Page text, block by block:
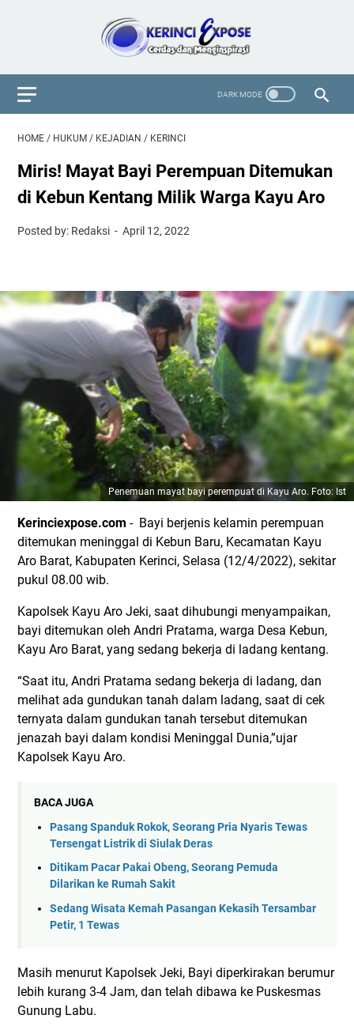
HOME / HUKUM / KEJADIAN / KERINCI
Miris! Mayat Bayi Perempuan Ditemukan
di Kebun Kentang Milik Warga Kayu Aro
Posted by: Redaksi April 12, 2022
Penemuan mayat bayi perempuat di Kayu Aro. Foto: Ist
Kerinciexpose.com - Bayi berjenis kelamin perempuan
ditemukan meninggal di Kebun Baru, Kecamatan Kayu
Aro Barat, Kabupaten Kerinci, Selasa (12/4/2022), sekitar
pukul 08.00 wib.
Kapolsek Kayu Aro Jeki, saat dihubungi menyampaikan,
bayi ditemukan oleh Andri Pratama, warga Desa Kebun,
Kayu Aro Barat, yang sedang bekerja di ladang kentang.
“Saat itu, Andri Pratama sedang bekerja di ladang, dan
melihat ada gundukan tanah dalam ladang, saat di cek
ternyata dalam gundukan tanah tersebut ditemukan
jenazah bayi dalam kondisi Meninggal Dunia,”ujar
Kapolsek Kayu Aro.
BACA JUGA
Pasang Spanduk Rokok, Seorang Pria Nyaris Tewas
Tersengat Listrik di Siulak Deras
Ditikam Pacar Pakai Obeng, Seorang Pemuda
Dilarikan ke Rumah Sakit
Sedang Wisata Kemah Pasangan Kekasih Tersambar
Petir, 1 Tewas
Masih menurut Kapolsek Jeki, Bayi diperkirakan berumur
lebih kurang 3-4 Jam, dan telah dibawa ke Puskesmas
Gunung Labu.